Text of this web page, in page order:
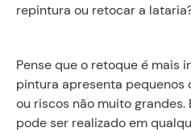
repintura ou retocar a
Pense que o retoque é mais
pintura apresenta pequenos
ou riscos não muito
pode ser realizado em